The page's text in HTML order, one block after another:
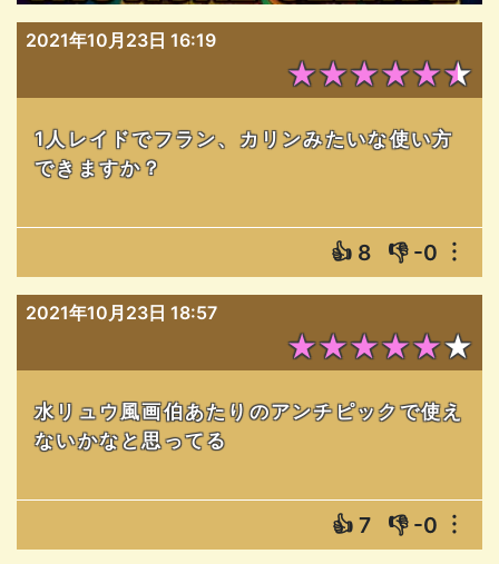
2021年10月23日 16:19
★★★★★★
1人レイドでフラン、カリンみたいな使い方
できますか？
👍 8 👎 -0 ︙
2021年10月23日 18:57
★★★★★★
水リュウ風画伯あたりのアンチピックで使え
ないかなと思ってる
👍 7 👎 -0 ︙